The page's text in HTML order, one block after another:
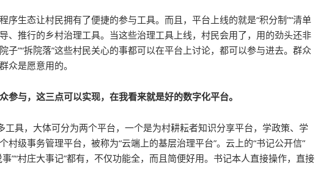
序生态让村民拥有了便捷的参与工具。而且，平台上线的就是“积分制”“清单
、推行的乡村治理工具。当这些治理工具上线，村民会用了，用的劲头还非
子”“拆院落”这些村民关心的事都可以在平台上讨论，都可以参与进去。群众
众是愿意用的。
参与，这三点可以实现，在我看来就是好的数字化平台。
工具，大体可分为两个平台，一个是为村耕耘者知识分享平台，学政策、学
级事务管理平台，被称为“云端上的基层治理平台”。云上的“书记公开信”
事”“村庄大事记”都有，不仅功能全，而且简便好用。书记本人直接操作，直接